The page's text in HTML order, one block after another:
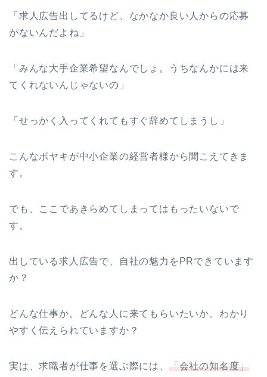
「求人広告出してるけど、なかなか良い人からの応募
がないんだよね」
「みんな大手企業希望なんでしょ。うちなんかには来
てくれないんじゃないの」
「せっかく入ってくれてもすぐ辞めてしまうし」
こんなボヤキが中小企業の経営者様から聞こえてきま
す。
でも、ここであきらめてしまってはもったいないで
す。
出している求人広告で、自社の魅力をPRできています
か？
どんな仕事か。どんな人に来てもらいたいか。わかり
やすく伝えられていますか？
実は、求職者が仕事を選ぶ際には、 「会社の知名度」